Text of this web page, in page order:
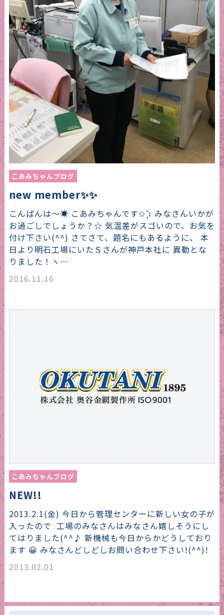
こあみちゃんブログ
new member✨✨
こんばんは〜☀️ こあみちゃんです✩︎⡱ みなさんいかが
お過ごしでしょうか？☆ 気温差がスゴいので、お気を
付け下さい(^^) さてさて、題名にもあるように、 本
日より明石工場にいたＳさんが神戸本社に 異動とな
りました！ヽ…
2016.11.16
こあみちゃんブログ
NEW!!
2013.2.1(金) 今日から管理センターに新しい女の子が
入ったので 工場のみなさんはみなさん嬉しそうにし
てはりました(^^♪ 新機械も今日からかどうしており
ます 😀 みなさんどしどしお問い合わせ下さい!(^^)!
2013.02.01